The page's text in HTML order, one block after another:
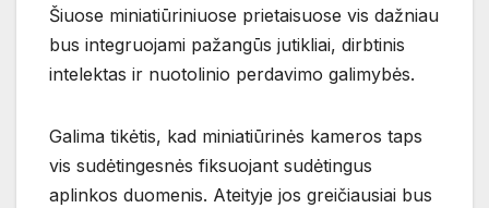
Šiuose miniatiūriniuose prietaisuose vis dažniau
bus integruojami pažangūs jutikliai, dirbtinis
intelektas ir nuotolinio perdavimo galimybės.
Galima tikėtis, kad miniatiūrinės kameros taps
vis sudėtingesnės fiksuojant sudėtingus
aplinkos duomenis. Ateityje jos greičiausiai bus